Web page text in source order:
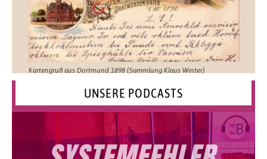
Kartengruß aus Dortmund 1898 (Sammlung Klaus Winter)
UNSERE PODCASTS